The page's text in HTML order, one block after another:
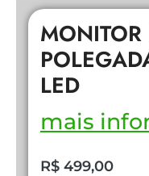
MONITOR
LED
mais
R$ 499,00